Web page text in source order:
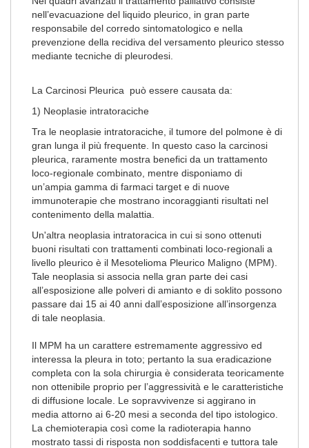
nell’evacuazione del liquido pleurico, in gran parte
responsabile del corredo sintomatologico e nella
prevenzione della recidiva del versamento pleurico stesso
mediante tecniche di pleurodesi.
La Carcinosi Pleurica può essere causata da:
1) Neoplasie intratoraciche
Tra le neoplasie intratoraciche, il tumore del polmone è di
gran lunga il più frequente. In questo caso la carcinosi
pleurica, raramente mostra benefici da un trattamento
loco-regionale combinato, mentre disponiamo di
un’ampia gamma di farmaci target e di nuove
immunoterapie che mostrano incoraggianti risultati nel
contenimento della malattia.
Un'altra neoplasia intratoracica in cui si sono ottenuti
buoni risultati con trattamenti combinati loco-regionali a
livello pleurico è il Mesotelioma Pleurico Maligno (MPM).
Tale neoplasia si associa nella gran parte dei casi
all’esposizione alle polveri di amianto e di soklito possono
passare dai 15 ai 40 anni dall’esposizione all’insorgenza
di tale neoplasia.
Il MPM ha un carattere estremamente aggressivo ed
interessa la pleura in toto; pertanto la sua eradicazione
completa con la sola chirurgia è considerata teoricamente
non ottenibile proprio per l’aggressività e le caratteristiche
di diffusione locale. Le sopravvivenze si aggirano in
media attorno ai 6-20 mesi a seconda del tipo istologico.
La chemioterapia così come la radioterapia hanno
mostrato tassi di risposta non soddisfacenti e tuttora tale